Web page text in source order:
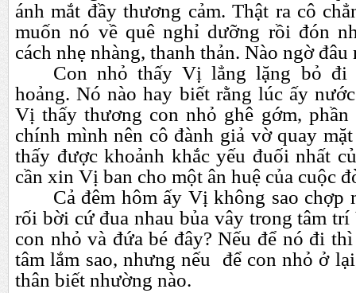
ánh mắt đầy thương cảm. Thật ra cô
muốn nó về quê nghỉ dưỡng rồi đón
cách nhẹ nhàng, thanh thản. Nào ngờ
Con nhỏ thấy Vị lẳng lặng bỏ đi
hoảng. Nó nào hay biết rằng lúc ấy
Vị thấy thương con nhỏ ghê gớm,
chính mình nên cô đành giả vờ quay
thấy được khoảnh khắc yếu đuối nhất
cần xin Vị ban cho một ân huệ của cuộc
Cả đêm hôm ấy Vị không sao chợp
rối bời cứ đua nhau bủa vây trong tâm
con nhỏ và đứa bé đây? Nếu để nó đi
tâm lắm sao, nhưng nếu để con nhỏ ở
thân biết nhường nào.